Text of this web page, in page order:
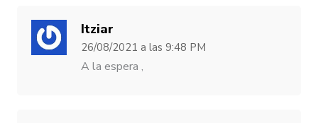
Itziar
26/08/2021 a las 9:48 PM
A la espera ,